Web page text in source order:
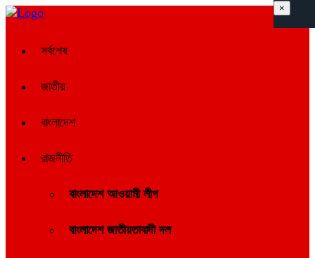
সর্বশেষ
জাতীয়
বাংলাদেশ
রাজনীতি
বাংলাদেশ আওয়ামী লীগ
বাংলাদেশ জাতীয়তাবাদী দল
×